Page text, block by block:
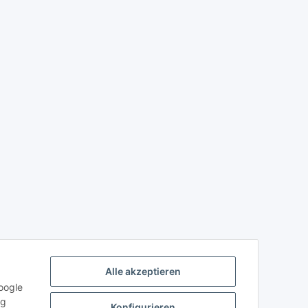
Alle akzeptieren